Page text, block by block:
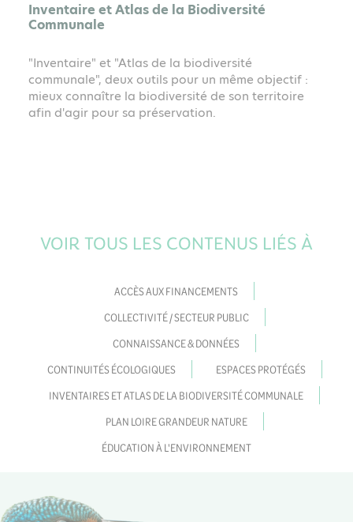
Inventaire et Atlas de la Biodiversité
Communale
"Inventaire" et "Atlas de la biodiversité
communale", deux outils pour un même objectif :
mieux connaître la biodiversité de son territoire
afin d'agir pour sa préservation.
VOIR TOUS LES CONTENUS LIÉS À
ACCÈS AUX FINANCEMENTS
COLLECTIVITÉ / SECTEUR PUBLIC
CONNAISSANCE & DONNÉES
CONTINUITÉS ÉCOLOGIQUES
ESPACES PROTÉGÉS
INVENTAIRES ET ATLAS DE LA BIODIVERSITÉ COMMUNALE
PLAN LOIRE GRANDEUR NATURE
ÉDUCATION À L'ENVIRONNEMENT